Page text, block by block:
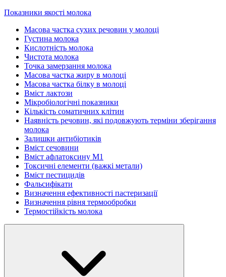
Показники якості молока
Масова частка сухих речовин у молоці
Густина молока
Кислотність молока
Чистота молока
Точка замерзання молока
Масова частка жиру в молоці
Масова частка білку в молоці
Вміст лактози
Мікробіологічні показники
Кількість соматичних клітин
Наявність речовин, які подовжують терміни зберігання
молока
Залишки антибіотиків
Вміст сечовини
Вміст афлатоксину М1
Токсичні елементи (важкі метали)
Вміст пестицидів
Фальсифікати
Визначення ефективності пастеризації
Визначення рівня термообробки
Термостійкість молока